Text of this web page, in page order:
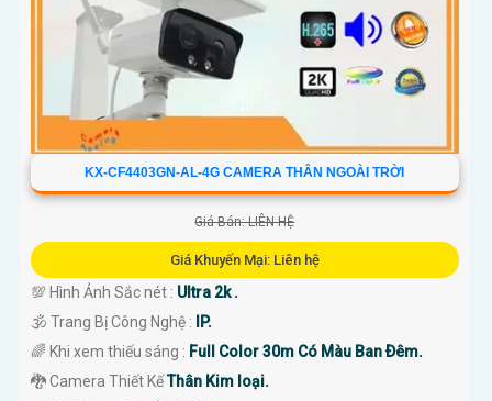
KX-CF4403GN-AL-4G CAMERA THÂN NGOÀI TRỜI
Giá Bán: LIÊN HỆ
Giá Khuyến Mại: Liên hệ
💯 Hình Ảnh Sắc nét : Ultra 2k .
🕉️ Trang Bị Công Nghệ :
IP.
🌈 Khi xem thiếu sáng : Full Color 30m Có Màu Ban Ðêm.
🐉️ Camera Thiết KếThân Kim loại.